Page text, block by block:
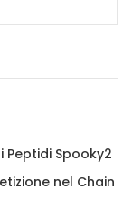
Peptidi Spooky2
nel Chain